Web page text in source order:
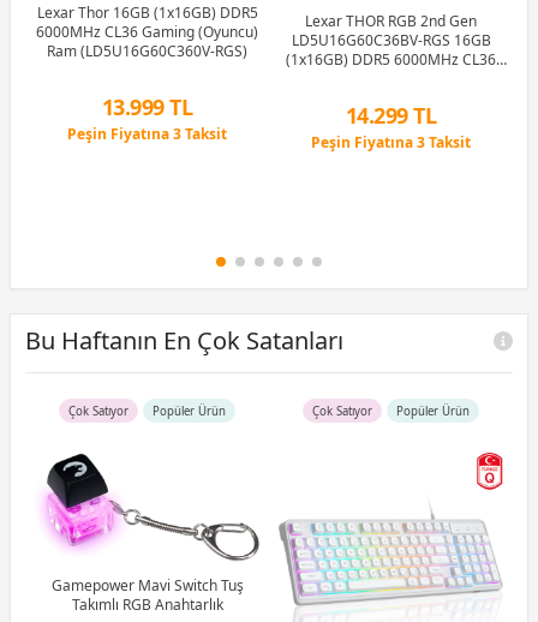
Lexar Thor 16GB (1x16GB) DDR5
6000MHz CL36 Gaming (Oyuncu)
Ram (LD5U16G60C360V-RGS)
13.999 TL
Peşin Fiyatına 3 Taksit
Lexar THOR RGB 2nd Gen
LD5U16G60C36BV-RGS 16GB
(1x16GB) DDR5 6000MHz CL36
14.299 TL
Peşin Fiyatına 3 Taksit
Bu Haftanın En Çok Satanları
Çok Satıyor Popüler Ürün
Gamepower Mavi Switch Tuş
Takımlı RGB Anahtarlık
Çok Satıyor Popüler Ürün